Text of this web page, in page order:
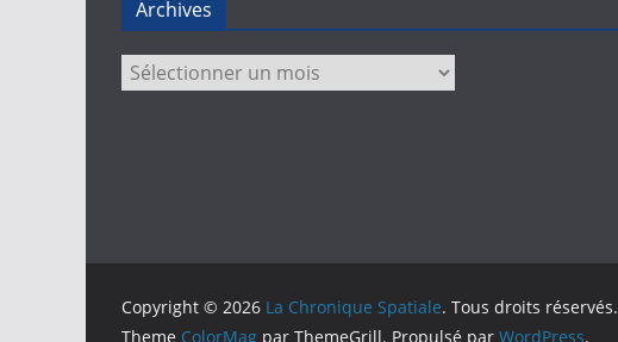
Archives
Archives
Copyright © 2026 La Chronique Spatiale. Tous droits réservés.
Theme ColorMag par ThemeGrill. Propulsé par WordPress.